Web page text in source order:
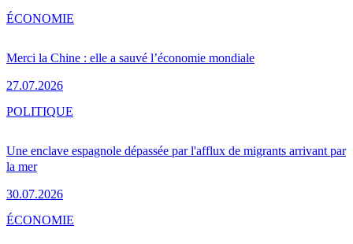
Merci la Chine : elle a sauvé l’économie mondiale
27.07.2026
ÉCONOMIE
Une enclave espagnole dépassée par l'afflux de migrants arrivant par
la mer
30.07.2026
POLITIQUE
ÉCONOMIE